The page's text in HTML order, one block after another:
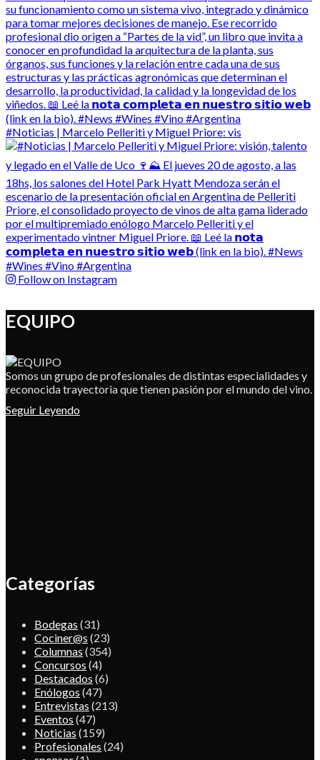
#Noticias | Marcelo Pelleriti y Miguel Priore: vis
Follow on Instagram
EQUIPO
Somos un grupo de profesionales de distintas especialidades y
reconocida trayectoria que tienen pasión por el mundo del vino.
Seguir Leyendo
Categorías
Bodegas (31)
Cociner@s (23)
Columnas (354)
Concursos (4)
Destacados (6)
Enólogos (47)
Entrevistas (213)
Eventos (47)
Noticias (159)
Profesionales (24)